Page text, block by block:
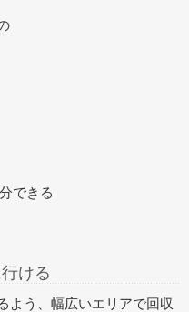
できる
ける
よう、幅広いエリアで回収